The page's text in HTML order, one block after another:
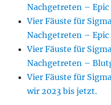
Nachgetreten –
Vier Fäuste für
Nachgetreten – Epic
Vier Fäuste für
Nachgetreten –
Vier Fäuste für
wir 2023 bis jetzt.